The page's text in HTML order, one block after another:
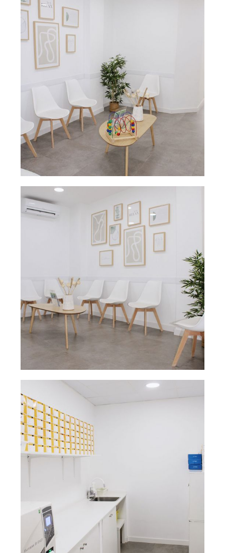
consulta dental
Sala de espera
con juguetes
Sala dental con
Ampliar